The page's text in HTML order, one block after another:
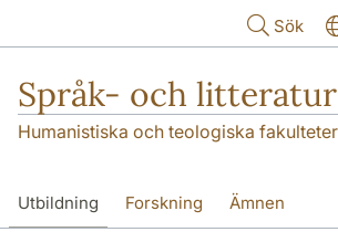
Sök
Språk- och
Humanistiska och teologiska
Utbildning Forskning Ämnen